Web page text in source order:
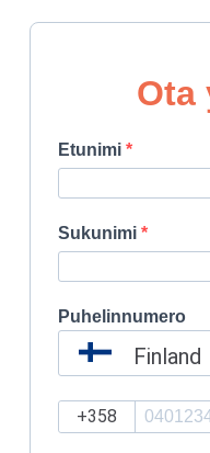
Ota
Etunimi
Sukunimi
Puhelinnumero
Finland